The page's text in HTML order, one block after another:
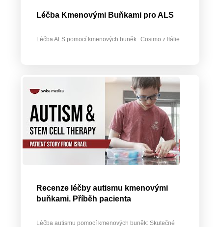
Léčba Kmenovými Buňkami pro ALS
Léčba ALS pomocí kmenových buněk Cosimo z Itálie
Recenze léčby autismu kmenovými
buňkami. Příběh pacienta
Léčba autismu pomocí kmenových buněk: Skutečné